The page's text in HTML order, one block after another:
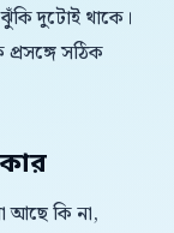
দুটোই থাকে।
সঠিক
আছে কি না,